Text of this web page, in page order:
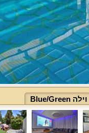
וילה Blue/Green